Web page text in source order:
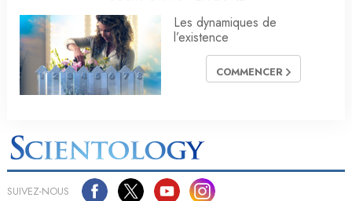
Les dynamiques de
l’existence
COMMENCER
SUIVEZ-NOUS